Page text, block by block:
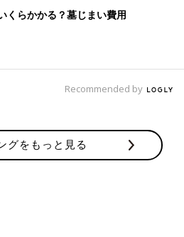
で見る
くらかかる？墓じまい費用
Recommended by
グをもっと見る